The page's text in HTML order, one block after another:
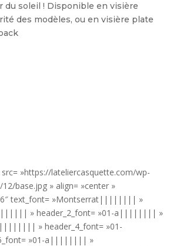
du soleil ! Disponible en visière
des modèles, ou en visière plate
»https://lateliercasquette.com/wp-
base.jpg » align= »center »
text_font= »Montserrat|||||||| »
» header_2_font= »01-a|||||||| »
» header_4_font= »01-
»01-a|||||||| »